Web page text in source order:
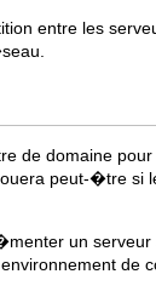
entre les
de domaine
peut-�tre si
un